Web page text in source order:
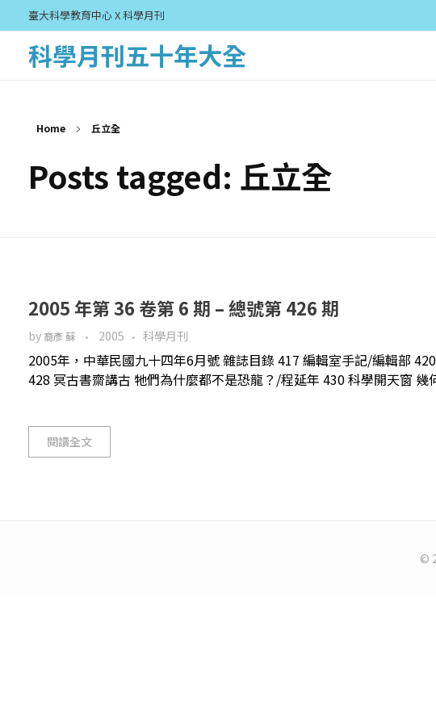
臺大科學教育中心 X 科學月刊
科學月刊五十年大全
Home 丘立全
Posts tagged: 丘立全
2005 年第 36 卷第 6 期 – 總號第 426 期
by 裔彥 蘇 2005 科學月刊
2005年，中華民國九十四年6月號 雜誌目錄 417 編輯室手記/編輯部
428 冥古書齋講古 牠們為什麼都不是恐龍？/程延年 430 科學開天窗 幾
閱讀全文
©